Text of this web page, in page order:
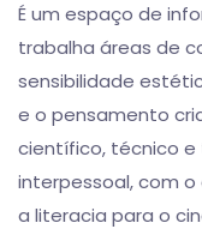
É um espaço de
trabalha áreas de
sensibilidade
e o pensamento
científico, técnico
interpessoal, com
a literacia para o